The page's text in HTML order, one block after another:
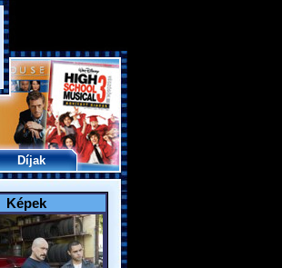
Díjak
Képek